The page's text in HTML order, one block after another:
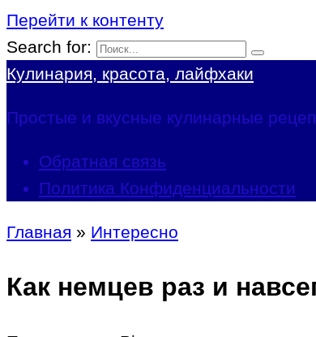
Перейти к контенту
Search for:
Кулинария, красота, лайфхаки
Простые и вкусные кулинарные
Обратная связь
Политика Конфиденциальности
Главная » Интересно
Как немцев раз и